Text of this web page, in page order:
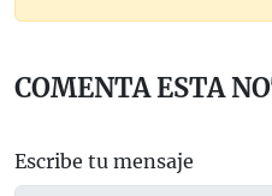
COMENTA ESTA
Escribe tu mensaje